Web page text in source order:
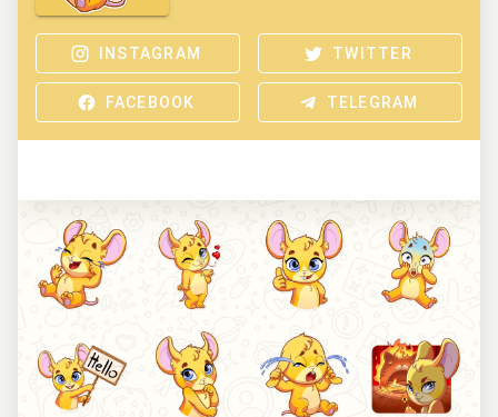
INSTAGRAM TWITTER
FACEBOOK TELEGRAM